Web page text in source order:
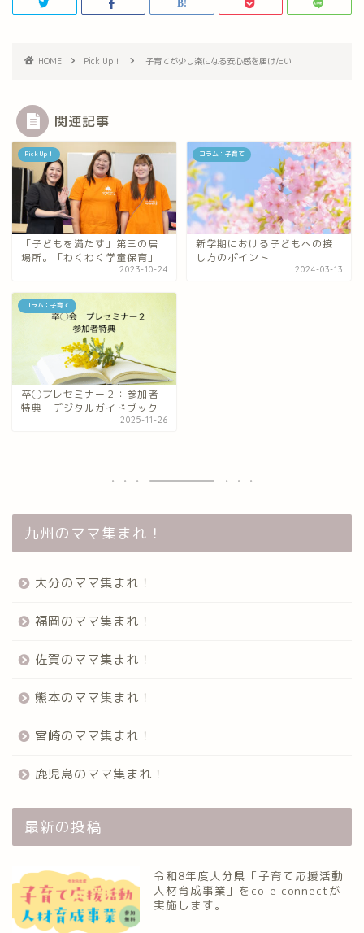
HOME Pick Up！ 子育てが少し楽になる安心感を届けたい
関連記事
Pick Up！
「子どもを満たす」第三の居
場所。「わくわく学童保育」
2023-10-24
コラム：子育て
新学期における子どもへの接
し方のポイント
2024-03-13
コラム：子育て
卒◯プレセミナー２：参加者
特典 デジタルガイドブック
2025-11-26
九州のママ集まれ！
大分のママ集まれ！
福岡のママ集まれ！
佐賀のママ集まれ！
熊本のママ集まれ！
宮崎のママ集まれ！
鹿児島のママ集まれ！
最新の投稿
令和8年度大分県「子育て応援活動
人材育成事業」をco-e connectが
実施します。